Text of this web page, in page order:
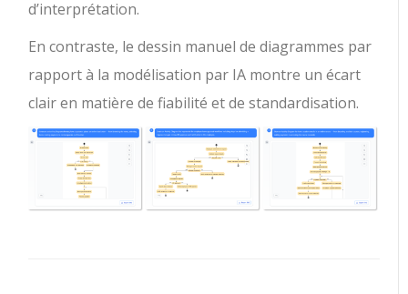
d’interprétation.
En contraste, le dessin manuel de diagrammes par
rapport à la modélisation par IA montre un écart
clair en matière de fiabilité et de standardisation.